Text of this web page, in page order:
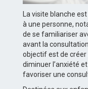
La visite blanche
à une personne,
de se familiariser
avant la
objectif est de
diminuer l’anxiété
favoriser une